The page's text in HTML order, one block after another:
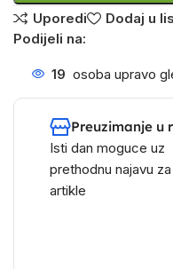
Uporedi
Dodaj u
Podijeli na:
19 osoba upravo
Preuzimanje u
Isti dan moguce uz
prethodnu najavu
artikle